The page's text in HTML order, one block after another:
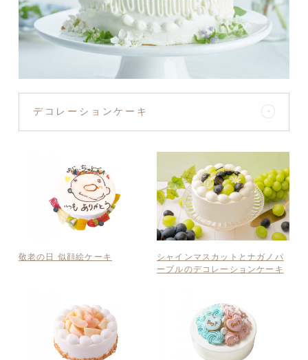
デコレーションケーキ
敬老の日 似顔絵ケーキ
シャインマスカットとナガノパ
ープルのデコレーションケーキ